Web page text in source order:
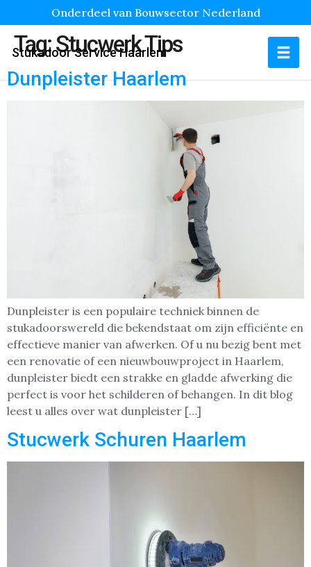
Onderdeel van Bouwsector Nederland
Stukadoor Service Haarlem
Tag:Stucwerk Tips
Dunpleister Haarlem
Dunpleister is een populaire techniek binnen de
stukadoorswereld die bekendstaat om zijn efficiënte en
effectieve manier van afwerken. Of u nu bezig bent met
een renovatie of een nieuwbouwproject in Haarlem,
dunpleister biedt een strakke en gladde afwerking die
perfect is voor het schilderen of behangen. In dit blog
leest u alles over wat dunpleister […]
Stucwerk Schuren Haarlem